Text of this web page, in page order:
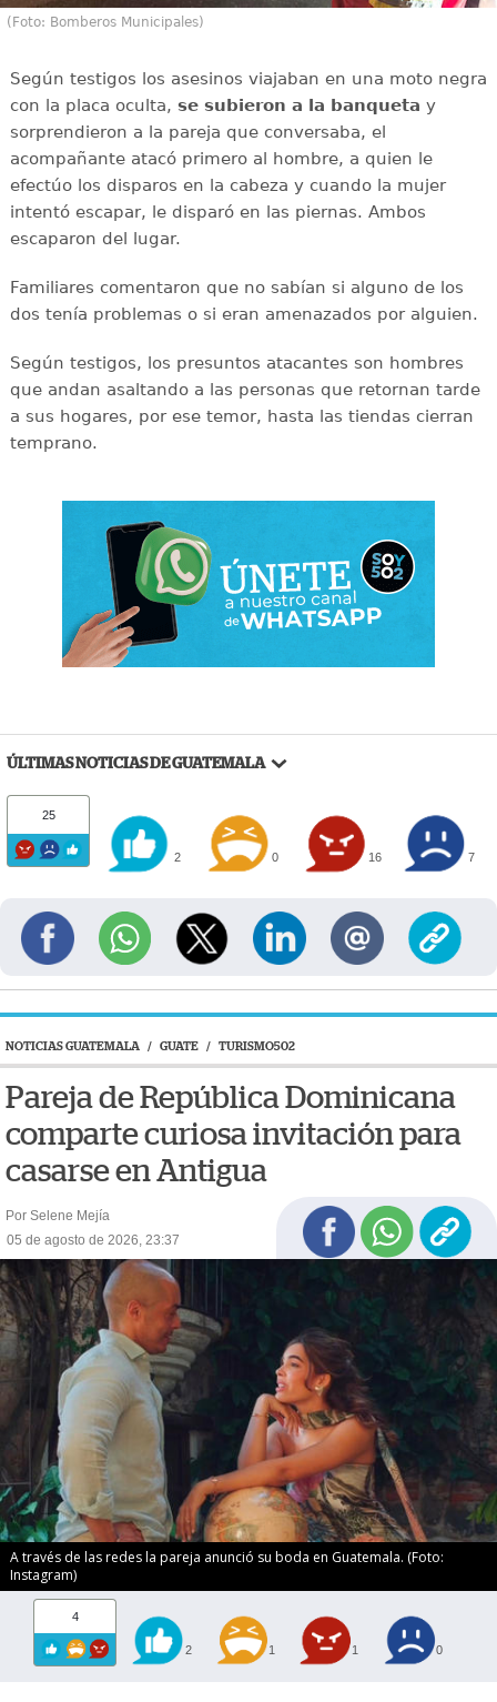
(Foto: Bomberos Municipales)
Según testigos los asesinos viajaban en una moto negra
con la placa oculta, se subieron a la banqueta y
sorprendieron a la pareja que conversaba, el
acompañante atacó primero al hombre, a quien le
efectúo los disparos en la cabeza y cuando la mujer
intentó escapar, le disparó en las piernas. Ambos
escaparon del lugar.
Familiares comentaron que no sabían si alguno de los
dos tenía problemas o si eran amenazados por alguien.
Según testigos, los presuntos atacantes son hombres
que andan asaltando a las personas que retornan tarde
a sus hogares, por ese temor, hasta las tiendas cierran
temprano.
ÚLTIMAS NOTICIAS DE GUATEMALA
25
2 0 16 7
NOTICIAS GUATEMALA / GUATE / TURISMO502
Pareja de República Dominicana
comparte curiosa invitación para
casarse en Antigua
Por Selene Mejía
05 de agosto de 2026, 23:37
A través de las redes la pareja anunció su boda en Guatemala. (Foto:
Instagram)
4
2 1 1 0